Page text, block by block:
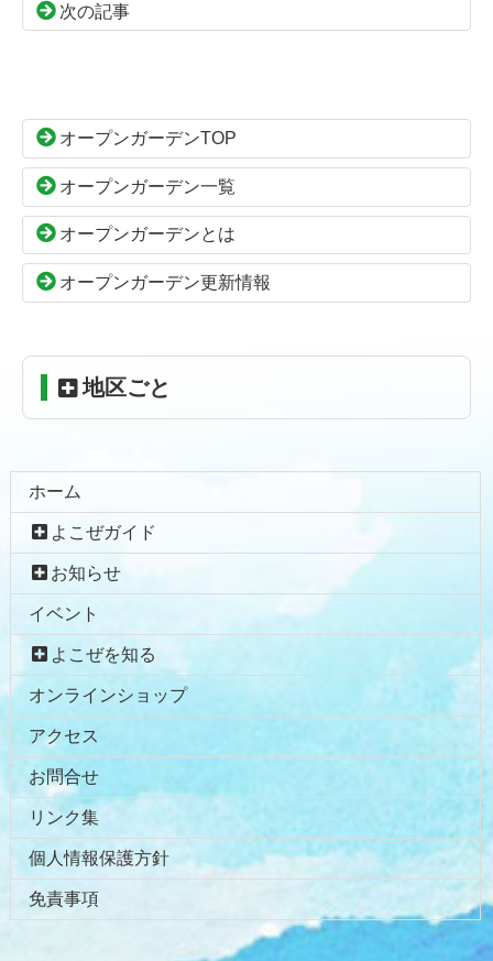
次の記事
ン
本
文
先
へ
る
の
頭
へ
る
オープンガーデンTOP
オープンガーデン一覧
オープンガーデンとは
オープンガーデン更新情報
地区ごと
ホーム
よこぜガイド
お知らせ
イベント
よこぜを知る
オンラインショップ
アクセス
お問合せ
リンク集
個人情報保護方針
免責事項